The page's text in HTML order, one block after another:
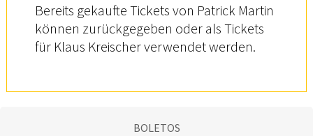
Bereits gekaufte Tickets von Patrick Martin
können zurückgegeben oder als Tickets
für Klaus Kreischer verwendet werden.
BOLETOS